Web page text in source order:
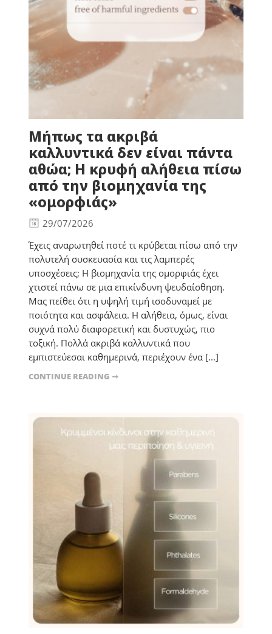
Μήπως τα ακριβά
καλλυντικά δεν είναι πάντα
αθώα; Η κρυφή αλήθεια πίσω
από την βιομηχανία της
«ομορφιάς»
29/07/2026
Έχεις αναρωτηθεί ποτέ τι κρύβεται πίσω από την
πολυτελή συσκευασία και τις λαμπερές
υποσχέσεις; Η βιομηχανία της ομορφιάς έχει
χτιστεί πάνω σε μια επικίνδυνη ψευδαίσθηση.
Μας πείθει ότι η υψηλή τιμή ισοδυναμεί με
ποιότητα και ασφάλεια. Η αλήθεια, όμως, είναι
συχνά πολύ διαφορετική και δυστυχώς, πιο
τοξική. Πολλά ακριβά καλλυντικά που
εμπιστεύεσαι καθημερινά, περιέχουν ένα [...]
CONTINUE READING ➞